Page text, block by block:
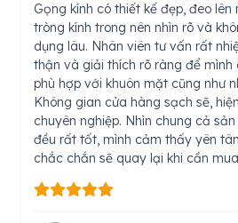
Gọng kính có thiết kế đẹp, đeo
tròng kính trong nên nhìn rõ và
dụng lâu. Nhân viên tư vấn rất
thận và giải thích rõ ràng để mình
phù hợp với khuôn mặt cũng như
Không gian cửa hàng sạch sẽ,
chuyên nghiệp. Nhìn chung cả
đều rất tốt, mình cảm thấy yên
chắc chắn sẽ quay lại khi cần